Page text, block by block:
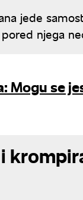
jede
njega
Mogu se